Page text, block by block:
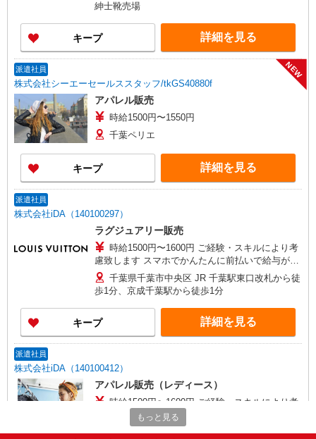
紳士靴売場
キープ 詳細を見る
派遣社員
株式会社シーエーセールススタッフ/tkGS40880f
NEW
アパレル販売
時給1500円〜1550円
千葉ペリエ
キープ 詳細を見る
派遣社員
株式会社iDA（140100297）
ラグジュアリー販売
時給1500円〜1600円 ご経験・スキルにより考
慮致します スマホでかんたんに前払いで給与が受
け取れます（※上限、条件あり）
千葉県千葉市中央区 JR 千葉駅東口改札から徒
歩1分、京成千葉駅から徒歩1分
キープ 詳細を見る
派遣社員
株式会社iDA（140100412）
アパレル販売（レディース）
時給1500円〜1600円 ご経験・スキルにより考
慮致します スマホでかんたんに前払いで給与が受
け取れます（※上限、条件あり）
千葉県千葉市中央区 JR 千葉駅東口より徒歩0
もっと見る